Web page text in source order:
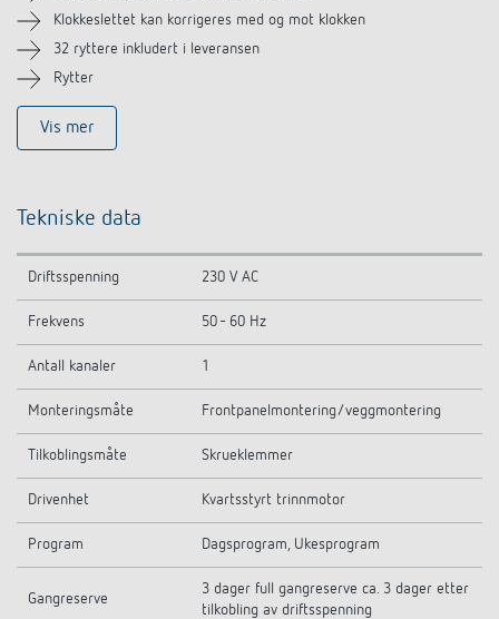
Klokkeslettet kan korrigeres med og mot klokken
32 ryttere inkludert i leveransen
Rytter
Vis mer
Tekniske data
Driftsspenning 230 V AC
Frekvens 50 - 60 Hz
Antall kanaler 1
Monteringsmåte Frontpanelmontering/veggmontering
Tilkoblingsmåte Skrueklemmer
Drivenhet Kvartsstyrt trinnmotor
Program Dagsprogram, Ukesprogram
Gangreserve
3 dager full gangreserve ca. 3 dager etter
tilkobling av driftsspenning